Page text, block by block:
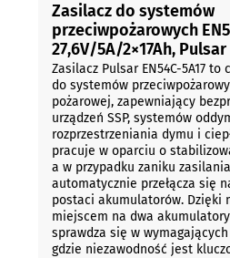
Zasilacz do systemów
przeciwpożarowych
27,6V/5A/2×17Ah, Pulsar
Zasilacz Pulsar EN54C-5A17
do systemów
pożarowej, zapewniający
urządzeń SSP, systemów
rozprzestrzeniania dymu i
pracuje w oparciu o
a w przypadku zaniku
automatycznie przełącza się
postaci akumulatorów. Dzięki
miejscem na dwa akumulatory
sprawdza się w
gdzie niezawodność jest